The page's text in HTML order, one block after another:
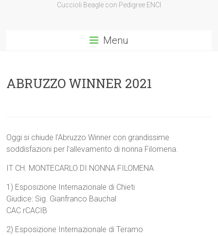
Cuccioli Beagle con Pedigree ENCI
Menu
ABRUZZO WINNER 2021
Oggi si chiude l’Abruzzo Winner con grandissime
soddisfazioni per l’allevamento di nonna Filomena.
IT CH. MONTECARLO DI NONNA FILOMENA
1) Esposizione Internazionale di Chieti
Giudice: Sig. Gianfranco Bauchal
CAC rCACIB
2) Esposizione Internazionale di Teramo